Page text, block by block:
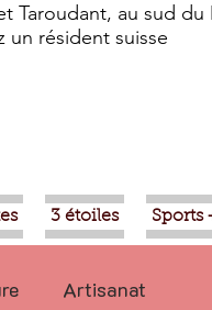
Taroudant, au sud du
un résident suisse
3 étoiles Sports
Artisanat